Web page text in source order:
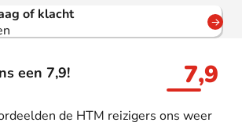
een 7,9! 7,9
de HTM reizigers ons weer
of klacht